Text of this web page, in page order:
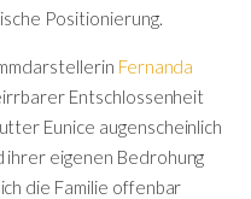
Positionierung.
Fernanda
Entschlossenheit
Eunice augenscheinlich
ihrer eigenen Bedrohung
die Familie offenbar